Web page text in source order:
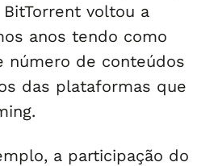
voltou a
anos tendo como
número de conteúdos
das plataformas que
a participação do